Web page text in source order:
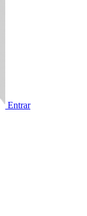
Entrar